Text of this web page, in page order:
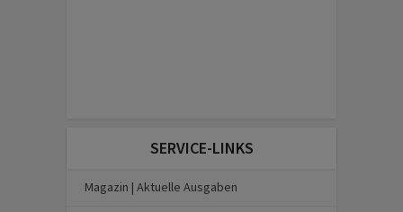
SERVICE-LINKS
Magazin | Aktuelle Ausgaben